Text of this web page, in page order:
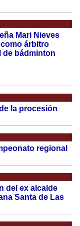
Mari Nieves
árbitro
de bádminton
la procesión
regional
del ex alcalde
Santa de Las